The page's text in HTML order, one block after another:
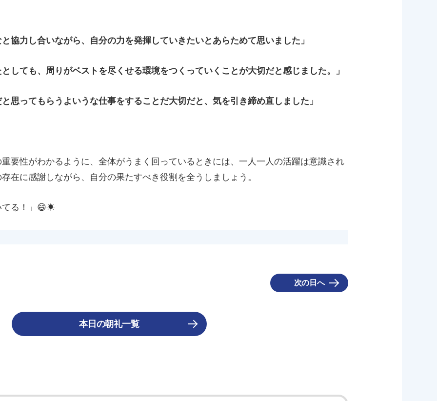
協力し合いながら、自分の力を発揮していきたいとあらためて思いました」
しても、周りがベストを尽くせる環境をつくっていくことが大切だと感じました。」
思ってもらうよいうな仕事をすることだ大切だと、気を引き締め直しました」
性がわかるように、全体がうまく回っているときには、一人一人の活躍は意識され
在に感謝しながら、自分の果たすべき役割を全うしましょう。
てる！」😄☀
次の日へ
本日の朝礼一覧